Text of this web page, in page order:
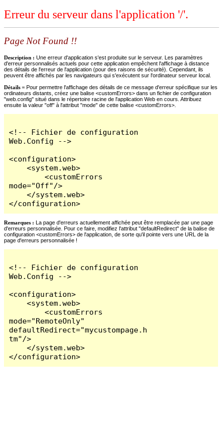
Erreur du serveur dans l'application '/'.
Page Not Found !!
Description : Une erreur d'application s'est produite sur le serveur. Les paramètres
d'erreur personnalisés actuels pour cette application empêchent l'affichage à distance
des détails de l'erreur de l'application (pour des raisons de sécurité). Cependant, ils
peuvent être affichés par les navigateurs qui s'exécutent sur l'ordinateur serveur local.
Détails = Pour permettre l'affichage des détails de ce message d'erreur spécifique sur les
ordinateurs distants, créez une balise <customErrors> dans un fichier de configuration
"web.config" situé dans le répertoire racine de l'application Web en cours. Attribuez
ensuite la valeur "off" à l'attribut "mode" de cette balise <customErrors>.
<!-- Fichier de configuration
Web.Config -->
<configuration>
    <system.web>
        <customErrors
mode="Off"/>
    </system.web>
</configuration>
Remarques : La page d'erreurs actuellement affichée peut être remplacée par une page
d'erreurs personnalisée. Pour ce faire, modifiez l'attribut "defaultRedirect" de la balise de
configuration <customErrors> de l'application, de sorte qu'il pointe vers une URL de la
page d'erreurs personnalisée !
<!-- Fichier de configuration
Web.Config -->
<configuration>
    <system.web>
        <customErrors
mode="RemoteOnly"
defaultRedirect="mycustompage.h
tm"/>
    </system.web>
</configuration>